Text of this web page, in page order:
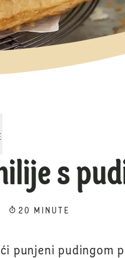
0.0. Click to rate.
s
20 MINUTE
punjeni pudingom